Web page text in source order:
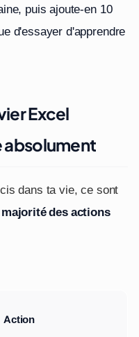
puis ajoute-en 10
d'essayer d'apprendre
Excel
absolument
dans ta vie, ce sont
des actions
Action